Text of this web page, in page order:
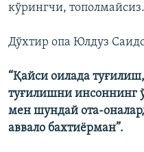
кўрингчи, тополмайсиз.
Дўхтир опа Юлдуз
“Қайси оилада
туғилишни инсоннинг
мен шундай ота-
аввало бахтиëрман”.